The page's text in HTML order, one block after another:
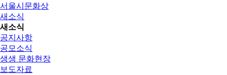
서울시문화상
새소식
새소식
공지사항
공모소식
생생 문화현장
보도자료